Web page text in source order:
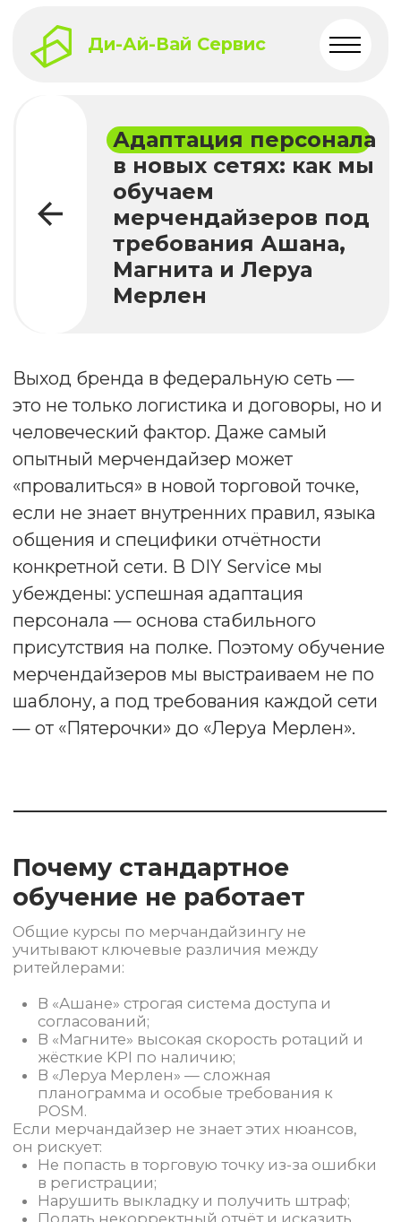
Ди-Ай-Вай Сервис
Выход бренда в федеральную сеть —
это не только логистика и договоры, но и
человеческий фактор. Даже самый
общения и специфики отчётности
конкретной сети. В DIY Service мы
убеждены: успешная адаптация
персонала — основа стабильного
присутствия на полке. Поэтому обучение
мерчендайзеров мы выстраиваем не по
шаблону, а под требования каждой сети
— от «Пятерочки» до «Леруа Мерлен».
обучаем
мерчендайзеров под
требования Ашана,
Магнита и Леруа
Мерлен
«Метро» — это B2B-формат, где мерчандайзер
взаимодействует не с кассирами, а с
закупщиками и заведующими. Здесь особенно
важны:
Соблюдение дресс-кода (часто требуется
фирменная одежда или бейдж);
Предварительная запись на визит;
Корректное обращение с товаром на
складе;
Чёткое следование инструкциям по
размещению в зоне профессиональных
покупателей.
Наши специалисты проходят специальный
инструктаж по работе именно в «Метро»,
включая нюансы взаимодействия со службой
безопасности.
Общие курсы по мерчандайзингу не
учитывают ключевые различия между
ритейлерами:
согласований;
В «Магните» высокая скорость ротаций и
Нарушить выкладку и получить штраф;
Подать некорректный отчёт и исказить
данные по продажам.
Какие правила поведения
действуют в Метро
Почему стандартное
обучение не работает